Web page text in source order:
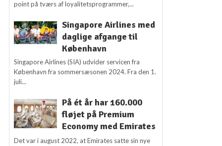
point på tværs af loyalitetsprogrammer,...
Singapore Airlines med
daglige afgange til
København
Singapore Airlines (SIA) udvider servicen fra
København fra sommersæsonen 2024. Fra den 1.
juli...
På ét år har 160.000
fløjet på Premium
Economy med Emirates
Det var i august 2022, at Emirates satte sin nye